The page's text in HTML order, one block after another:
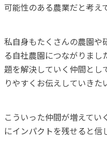
可能性のある農業だと考え
私自身もたくさんの農園や
る自社農園につながりま
題を解決していく仲間とし
りやすくお伝えしていきた
こういった仲間が増えてい
にインパクトを残せると信